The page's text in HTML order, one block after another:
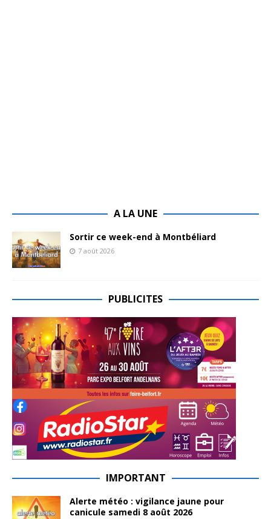
A LA UNE
Sortir ce week-end à Montbéliard
7 août 2026
PUBLICITES
IMPORTANT
Alerte météo : vigilance jaune pour
canicule samedi 8 août 2026